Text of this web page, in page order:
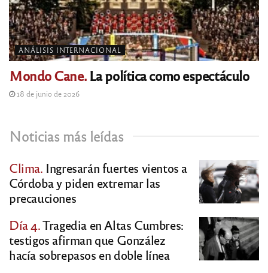
ANÁLISIS INTERNACIONAL
Mondo Cane.La política como espectáculo
18 de junio de 2026
Noticias más leídas
Clima. Ingresarán fuertes vientos a
Córdoba y piden extremar las
precauciones
Día 4.Tragedia en Altas Cumbres:
testigos afirman que González
hacía sobrepasos en doble línea